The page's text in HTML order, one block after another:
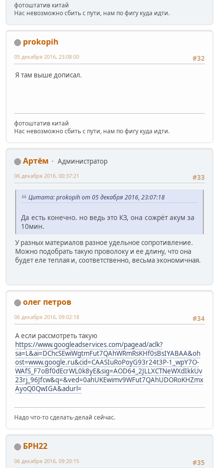
фотоштатив китай
Нас невозможно сбить с пути, нам по фигу куда идти.
prokopih
#32
05 декабря 2016, 23:08:00
Я там выше дописал.
фотоштатив китай
Нас невозможно сбить с пути, нам по фигу куда идти.
Артём
Администратор
#33
06 декабря 2016, 00:37:21
Цитата: prokopih от 05 декабря 2016, 23:07:18
Да есть конечно. но ведь это КЗ, она сожрёт акум за
10мин.
У разных материалов разное удельное сопротивление.
Можно подобрать такую проволоку и ее длину, что она
будет еле теплая и, соответственно, весьма экономичная.
олег петров
#34
06 декабря 2016, 09:02:18
А если рассмотреть такую
https://www.googleadservices.com/pagead/aclk?
sa=L&ai=DChcSEwiWgtmFut7QAhWRmRsKHf0sBsIYABAA&oh
ost=www.google.ru&cid=CAASIuRoPoyG93r24t3P-1_wpY7O-
WAfS_F7oBf0dEcrWL0k8yE&sig=AOD64_2JLLXCTNeWXdIkkUv
23rj_96Jfcw&q=&ved=0ahUKEwimv9WFut7QAhUDORoKHZmx
AyoQ0QwIGA&adurl=
Надо что-то сделать-делай сейчас.
БРН22
#35
06 декабря 2016, 09:20:15